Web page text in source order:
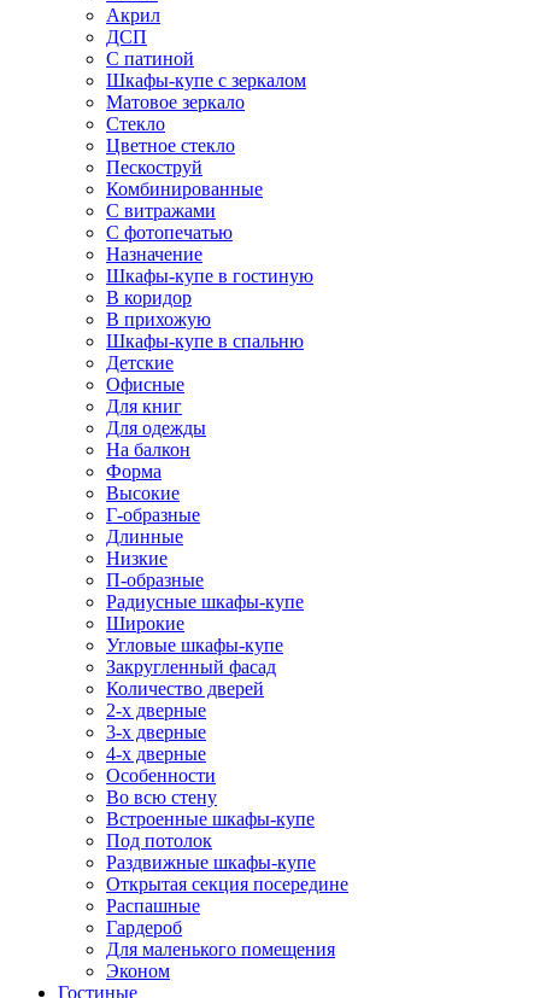
Акрил
ДСП
С патиной
Шкафы-купе с зеркалом
Матовое зеркало
Стекло
Цветное стекло
Пескоструй
Комбинированные
С витражами
С фотопечатью
Назначение
Шкафы-купе в гостиную
В коридор
В прихожую
Шкафы-купе в спальню
Детские
Офисные
Для книг
Для одежды
На балкон
Форма
Высокие
Г-образные
Длинные
Низкие
П-образные
Радиусные шкафы-купе
Широкие
Угловые шкафы-купе
Закругленный фасад
Количество дверей
2-х дверные
3-х дверные
4-х дверные
Особенности
Во всю стену
Встроенные шкафы-купе
Под потолок
Раздвижные шкафы-купе
Открытая секция посередине
Распашные
Гардероб
Для маленького помещения
Эконом
Гостиные